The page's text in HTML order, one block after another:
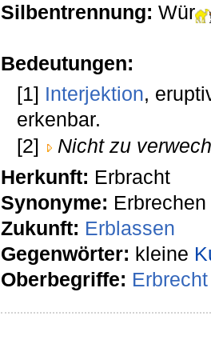
Silbentrennung: Wür
Bedeutungen:
[1] Interjektion,
erkenbar.
[2]
Nicht zu
Herkunft: Erbracht
Synonyme: Erbrechen
Zukunft: Erblassen
Gegenwörter: kleine
Oberbegriffe: Erbrecht